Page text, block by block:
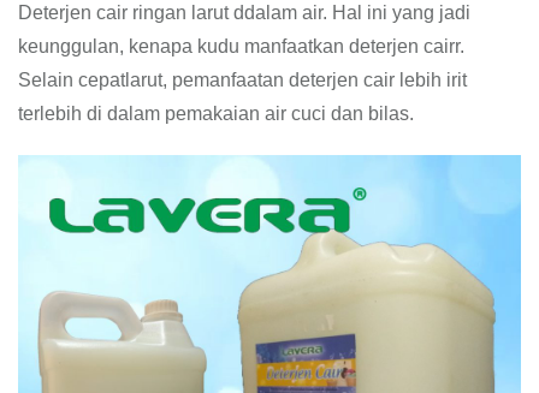
Deterjen cair ringan larut ddalam air. Hal ini yang jadi
keunggulan, kenapa kudu manfaatkan deterjen cairr.
Selain cepatlarut, pemanfaatan deterjen cair lebih irit
terlebih di dalam pemakaian air cuci dan bilas.